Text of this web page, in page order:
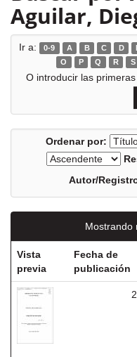
Aguilar,
Ir a: 0-9 A B C D
O
P Q R S
O introducir las
Ordenar por:
Autor/
Mostrando
Vista
previa
Fecha de
publicación